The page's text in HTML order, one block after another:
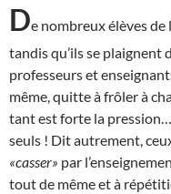
De nombreux élèves de
tandis qu’ils se plaignent
professeurs et
même, quitte à frôler à
tant est forte la
seuls ! Dit autrement,
«casser» par
tout de même et à